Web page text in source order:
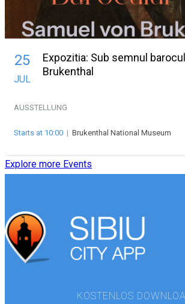
25
JUL
Expozitia: Sub semnul
Brukenthal
AUSSTELLUNG
Starts at 10:00 | Brukenthal National Museum
Explore more Events
KOSTENLOS